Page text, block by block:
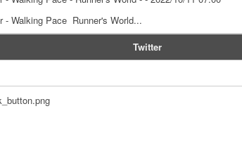
- Walking Pace Runner's World...
Twitter